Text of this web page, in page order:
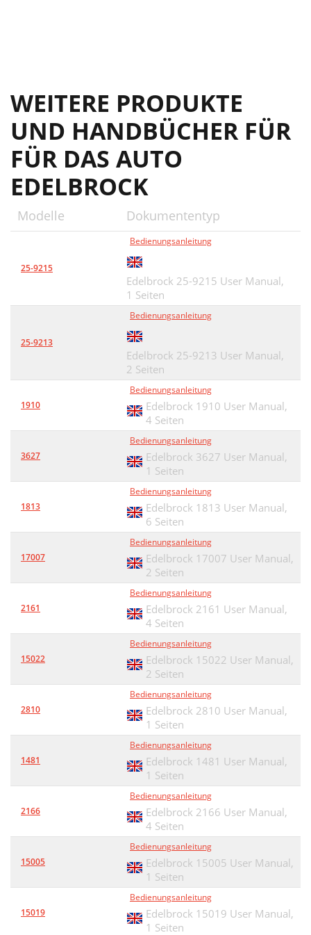
WEITERE PRODUKTE
UND HANDBÜCHER FÜR
FÜR DAS AUTO
EDELBROCK
Modelle Dokumententyp
25-9215
Bedienungsanleitung
Edelbrock 25-9215 User Manual,
1 Seiten
25-9213
Bedienungsanleitung
Edelbrock 25-9213 User Manual,
2 Seiten
1910
Bedienungsanleitung
Edelbrock 1910 User Manual,
4 Seiten
3627
Bedienungsanleitung
Edelbrock 3627 User Manual,
1 Seiten
1813
Bedienungsanleitung
Edelbrock 1813 User Manual,
6 Seiten
17007
Bedienungsanleitung
Edelbrock 17007 User Manual,
2 Seiten
2161
Bedienungsanleitung
Edelbrock 2161 User Manual,
4 Seiten
15022
Bedienungsanleitung
Edelbrock 15022 User Manual,
2 Seiten
2810
Bedienungsanleitung
Edelbrock 2810 User Manual,
1 Seiten
1481
Bedienungsanleitung
Edelbrock 1481 User Manual,
1 Seiten
2166
Bedienungsanleitung
Edelbrock 2166 User Manual,
4 Seiten
15005
Bedienungsanleitung
Edelbrock 15005 User Manual,
1 Seiten
15019
Bedienungsanleitung
Edelbrock 15019 User Manual,
1 Seiten